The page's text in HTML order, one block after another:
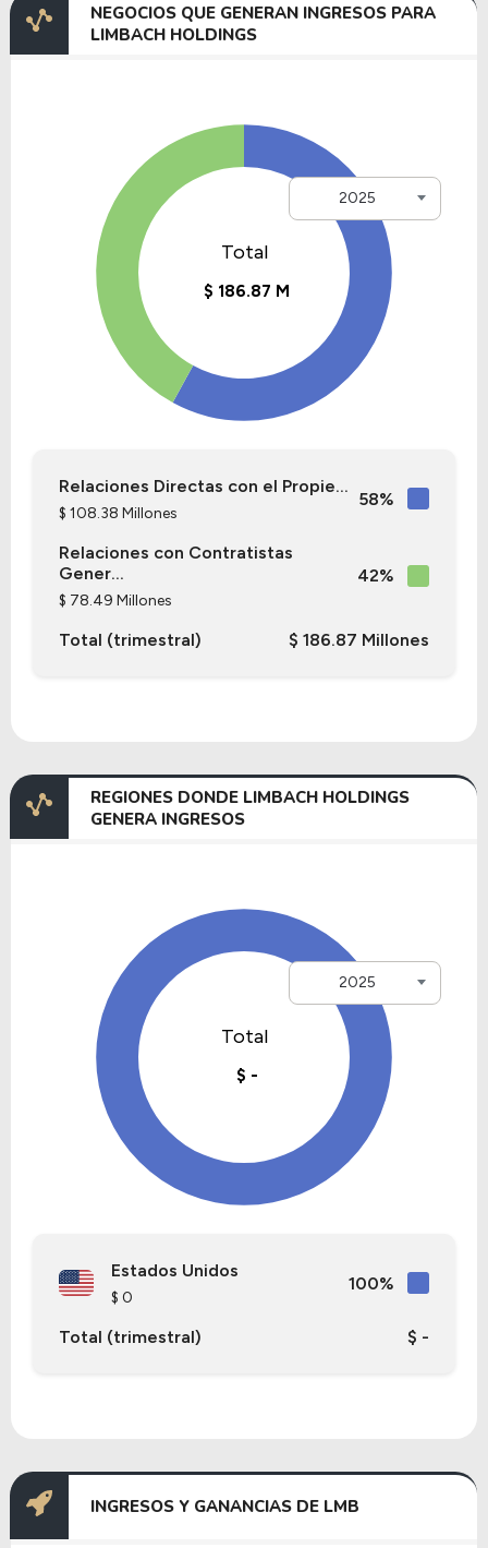
NEGOCIOS QUE GENERAN INGRESOS PARA
LIMBACH HOLDINGS
2025
Relaciones Directas con el Propie...
$ 108.38 Millones
58%
Relaciones con Contratistas
Gener...
$ 78.49 Millones
42%
Total (trimestral) $ 186.87 Millones
REGIONES DONDE LIMBACH HOLDINGS
GENERA INGRESOS
2025
Estados Unidos
$ 0
100%
Total (trimestral) $ -
INGRESOS Y GANANCIAS DE LMB